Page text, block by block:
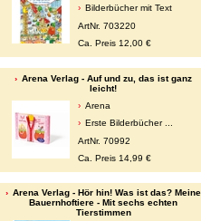
Bilderbücher mit Text
ArtNr. 703220
Ca. Preis 12,00 €
Arena Verlag - Auf und zu, das ist ganz
leicht!
Arena
Erste Bilderbücher ...
ArtNr. 70992
Ca. Preis 14,99 €
Arena Verlag - Hör hin! Was ist das? Meine
Bauernhoftiere - Mit sechs echten
Tierstimmen